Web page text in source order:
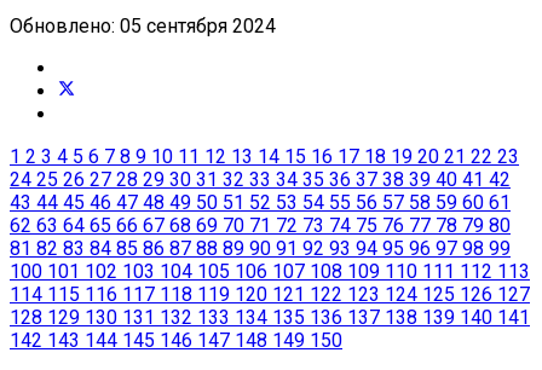
Обновлено: 05 сентября 2024
1 2 3 4 5 6 7 8 9 10 11 12 13 14 15 16 17 18 19 20 21 22 23
24 25 26 27 28 29 30 31 32 33 34 35 36 37 38 39 40 41 42
43 44 45 46 47 48 49 50 51 52 53 54 55 56 57 58 59 60 61
62 63 64 65 66 67 68 69 70 71 72 73 74 75 76 77 78 79 80
81 82 83 84 85 86 87 88 89 90 91 92 93 94 95 96 97 98 99
100 101 102 103 104 105 106 107 108 109 110 111 112 113
114 115 116 117 118 119 120 121 122 123 124 125 126 127
128 129 130 131 132 133 134 135 136 137 138 139 140 141
142 143 144 145 146 147 148 149 150